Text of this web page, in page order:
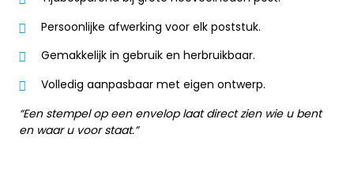
Persoonlijke afwerking voor elk poststuk.
Gemakkelijk in gebruik en herbruikbaar.
Volledig aanpasbaar met eigen ontwerp.
“Een stempel op een envelop laat direct zien wie u bent
en waar u voor staat.”